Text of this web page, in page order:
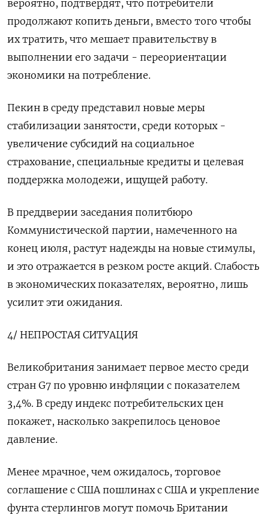
вероятно, подтвердят, что потребители
продолжают копить деньги, вместо того чтобы
их тратить, что мешает правительству в
выполнении его задачи - переориентации
экономики на потребление.
Пекин в среду представил новые меры
стабилизации занятости, среди которых -
увеличение субсидий на социальное
страхование, специальные кредиты и целевая
поддержка молодежи, ищущей работу.
В преддверии заседания политбюро
Коммунистической партии, намеченного на
конец июля, растут надежды на новые стимулы,
и это отражается в резком росте акций. Слабость
в экономических показателях, вероятно, лишь
усилит эти ожидания.
4/ НЕПРОСТАЯ СИТУАЦИЯ
Великобритания занимает первое место среди
стран G7 по уровню инфляции с показателем
3,4%. В среду индекс потребительских цен
покажет, насколько закрепилось ценовое
давление.
Менее мрачное, чем ожидалось, торговое
соглашение с США пошлинах с США и укрепление
фунта стерлингов могут помочь Британии